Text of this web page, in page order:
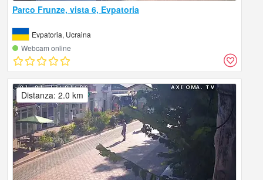
Parco Frunze, vista 6, Evpatoria
Evpatoria, Ucraina
Webcam online
Distanza: 2.0 km